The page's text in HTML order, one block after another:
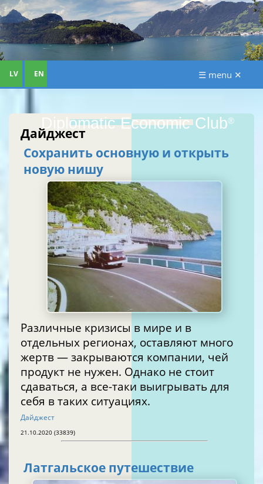
Diplomatic Economic Club®
LV EN ☰ menu ✕
Дайджест
Сохранить основную и открыть
новую нишу
Различные кризисы в мире и в
отдельных регионах, оставляют много
жертв — закрываются компании, чей
продукт не нужен. Однако не стоит
сдаваться, а все-таки выигрывать для
себя в таких ситуациях.
Дайджест
21.10.2020 (33839)
Латгальское путешествие